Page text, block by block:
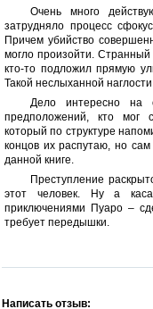
Очень много
затрудняло процесс
Причем убийство
могло произойти. Странный
кто-то подложил прямую
Такой неслыханной
Дело интересно на
предположений, кто мог
который по структуре
концов их распутаю, но
данной книге.
Преступление
этот человек. Ну а
приключениями Пуаро –
требует передышки.
Написать отзыв: